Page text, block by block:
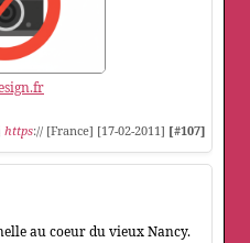
https:// [France] [17-02-2011] [#107]
au coeur du vieux Nancy.